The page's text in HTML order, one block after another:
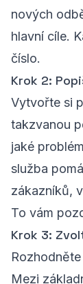
nových
hlavní cíle.
číslo.
Krok 2:
Vytvořte si
takzvanou
jaké
služba
zákazníků,
To vám
Krok 3:
Mezi